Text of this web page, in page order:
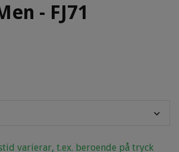
- FJ71
varierar, t.ex. beroende på tryck